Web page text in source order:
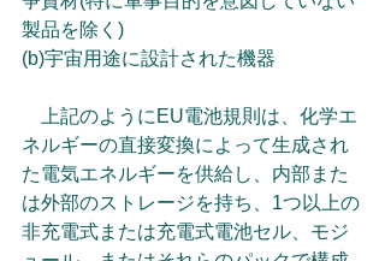
製品を除く)
(b)宇宙用途に設計された機器
上記のようにEU電池規則は、化学エ
ネルギーの直接変換によって生成され
た電気エネルギーを供給し、内部また
は外部のストレージを持ち、1つ以上の
非充電式または充電式電池セル、モジ